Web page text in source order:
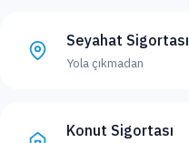
Seyahat Sigortası
Yola çıkmadan
Konut Sigortası